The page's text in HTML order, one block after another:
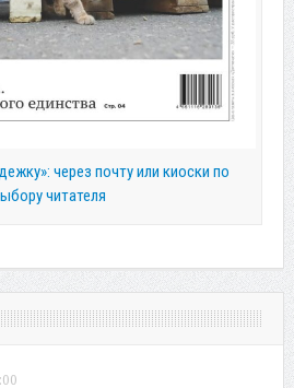
через почту или киоски по
читателя